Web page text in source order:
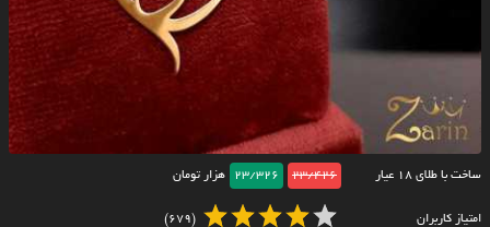
ساخت با طلای ۱۸ عیار 23/426
23/326 هزار تومان
امتیاز کاربران (679)